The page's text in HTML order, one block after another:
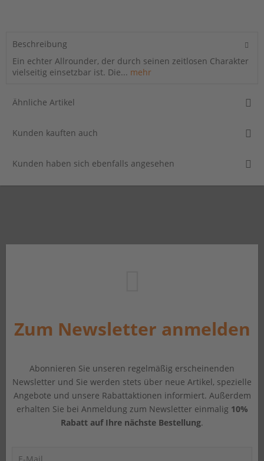
Beschreibung
Ein echter Allrounder, der durch seinen zeitlosen Charakter
vielseitig einsetzbar ist. Die... mehr
Ähnliche Artikel
Kunden kauften auch
Kunden haben sich ebenfalls angesehen
Zum Newsletter anmelden
Abonnieren Sie unseren regelmäßig erscheinenden
Newsletter und Sie werden stets über neue Artikel, spezielle
Angebote und unsere Rabattaktionen informiert. Außerdem
erhalten Sie bei Anmeldung zum Newsletter einmalig 10%
Rabatt auf Ihre nächste Bestellung.